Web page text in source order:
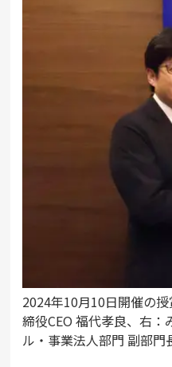
2024年10月10日開催の
締役CEO 福代孝良、右
ル・事業法人部門 副部門